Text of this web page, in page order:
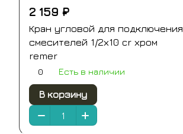
2 159 ₽
Кран угловой для подключения
смесителей 1/2х10 cr хром
remer
0 Есть в наличии
В корзину